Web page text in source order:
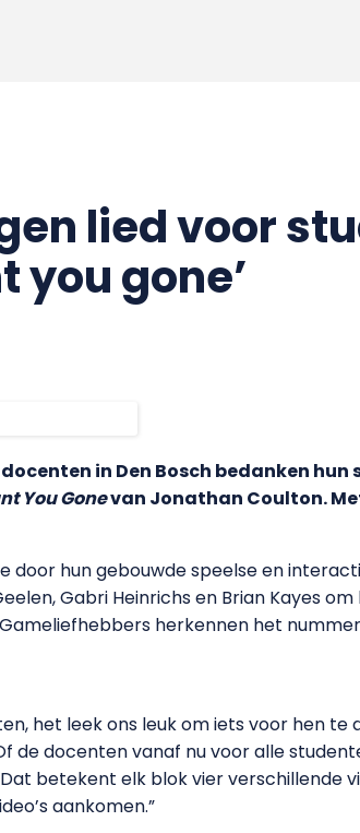
lied voor
you gone’
in Den Bosch bedanken hun
You Gonevan Jonathan Coulton.
door hun gebouwde speelse en
Gabri Heinrichs en Brian Kayes
herkennen het
het leek ons leuk om iets voor hen te
de docenten vanaf nu voor alle
betekent elk blok vier verschillende
aankomen.”